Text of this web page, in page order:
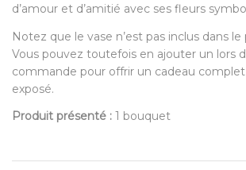
d’amour et d’amitié avec ses fleurs
Notez que le vase n’est pas inclus dans
Vous pouvez toutefois en ajouter un lors
commande pour offrir un cadeau
exposé.
Produit présenté : 1 bouquet